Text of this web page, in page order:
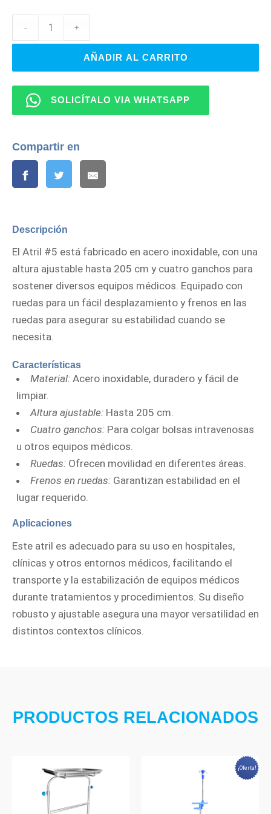
era:
AÑADIR AL CARRITO
SOLICÍTALO VIA WHATSAPP
Compartir en
Descripción
El Atril #5 está fabricado en acero inoxidable, con una
altura ajustable hasta 205 cm y cuatro ganchos para
sostener diversos equipos médicos. Equipado con
ruedas para un fácil desplazamiento y frenos en las
ruedas para asegurar su estabilidad cuando se
necesita.
Características
Material: Acero inoxidable, duradero y fácil de
limpiar.
Altura ajustable: Hasta 205 cm.
Cuatro ganchos: Para colgar bolsas intravenosas
u otros equipos médicos.
Ruedas: Ofrecen movilidad en diferentes áreas.
Frenos en ruedas: Garantizan estabilidad en el
lugar requerido.
Aplicaciones
Este atril es adecuado para su uso en hospitales,
clínicas y otros entornos médicos, facilitando el
transporte y la estabilización de equipos médicos
durante tratamientos y procedimientos. Su diseño
robusto y ajustable asegura una mayor versatilidad en
distintos contextos clínicos.
PRODUCTOS RELACIONADOS
¡Oferta!